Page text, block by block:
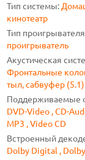
Тип системы:
кинотеатр
Тип
проигрыватель
Акустическая
Фронтальные
тыл, сабвуфер (5.1)
Поддерживаемые
DVD-Video , CD-
MP3 , Video CD
Встроенный
Dolby Digital ,